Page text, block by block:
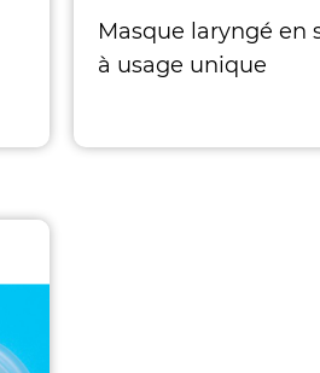
Masque laryngé en
à usage unique